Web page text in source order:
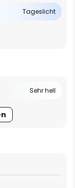
Tageslicht
Sehr hell